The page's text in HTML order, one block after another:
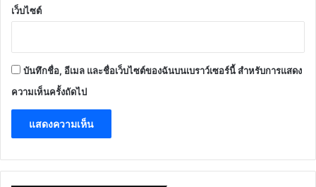
เว็บไซต์
บันทึกชื่อ, อีเมล และชื่อเว็บไซต์ของฉันบนเบราว์เซอร์นี้ สำหรับการแสดง
ความเห็นครั้งถัดไป